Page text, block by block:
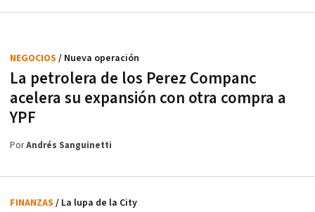
La petrolera de los Perez Companc
acelera su expansión con otra compra a
YPF
NEGOCIOS / Nueva operación
PorAndrés Sanguinetti
FINANZAS / La lupa de la City